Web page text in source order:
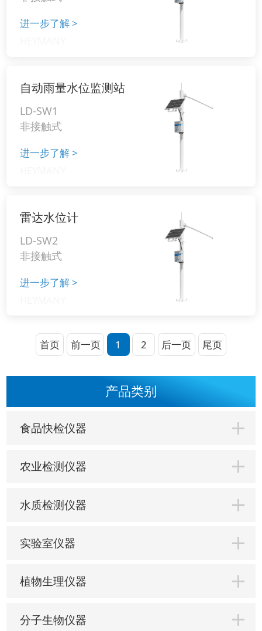
产品类别
食品快检仪器
农业检测仪器
水质检测仪器
实验室仪器
植物生理仪器
分子生物仪器
进一步了解>
自动雨量水位监测站
LD-SW1
非接触式
进一步了解>
雷达水位计
LD-SW2
非接触式
进一步了解>
首页 前一页 1 2 后一页 尾页